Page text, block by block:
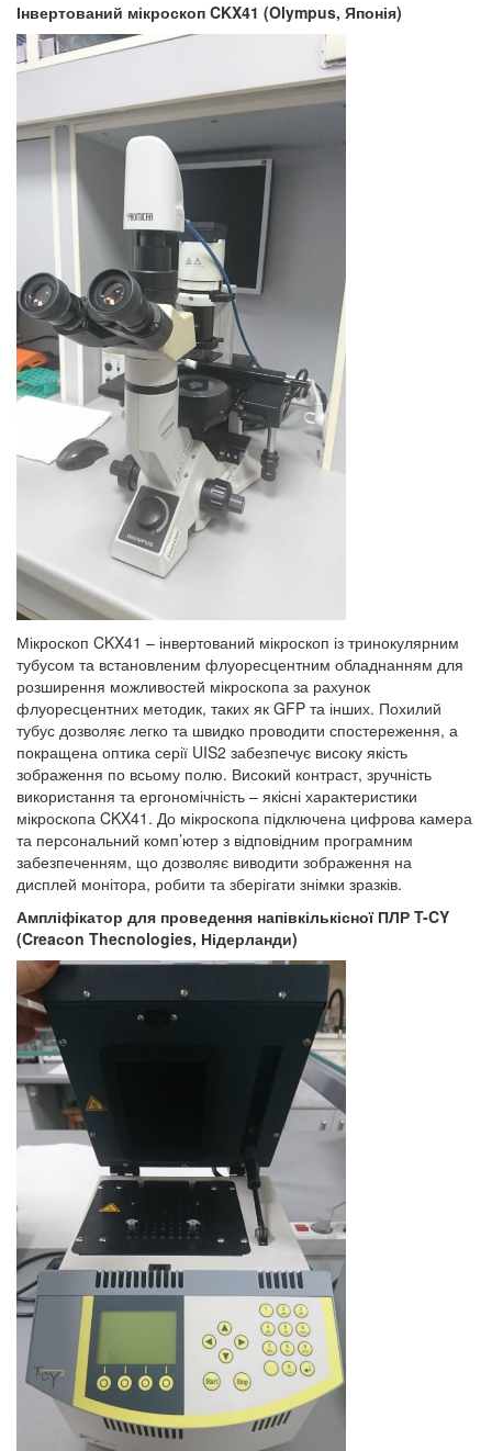
Інвертований мікроскоп CKX41 (Olympus, Японія)
Мікроскоп CKX41 – інвертований мікроскоп із тринокулярним
тубусом та встановленим флуоресцентним обладнанням для
розширення можливостей мікроскопа за рахунок
флуоресцентних методик, таких як GFP та інших. Похилий
тубус дозволяє легко та швидко проводити спостереження, а
покращена оптика серії UIS2 забезпечує високу якість
зображення по всьому полю. Високий контраст, зручність
використання та ергономічність – якісні характеристики
мікроскопа CKX41. До мікроскопа підключена цифрова камера
та персональний комп’ютер з відповідним програмним
забезпеченням, що дозволяє виводити зображення на
дисплей монітора, робити та зберігати знімки зразків.
Ампліфікатор для проведення напівкількісної ПЛР T-CY
(Creaсon Thecnologies, Нідерланди)